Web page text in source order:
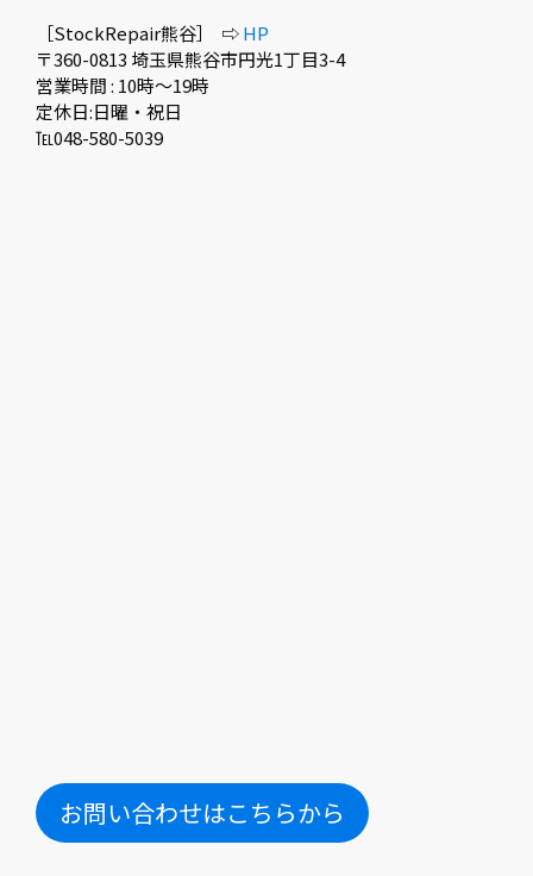
［StockRepair熊谷］ ⇨HP
〒360-0813 埼玉県熊谷市円光1丁目3-4
営業時間 : 10時〜19時
定休日:日曜・祝日
℡048-580-5039
お問い合わせはこちらから